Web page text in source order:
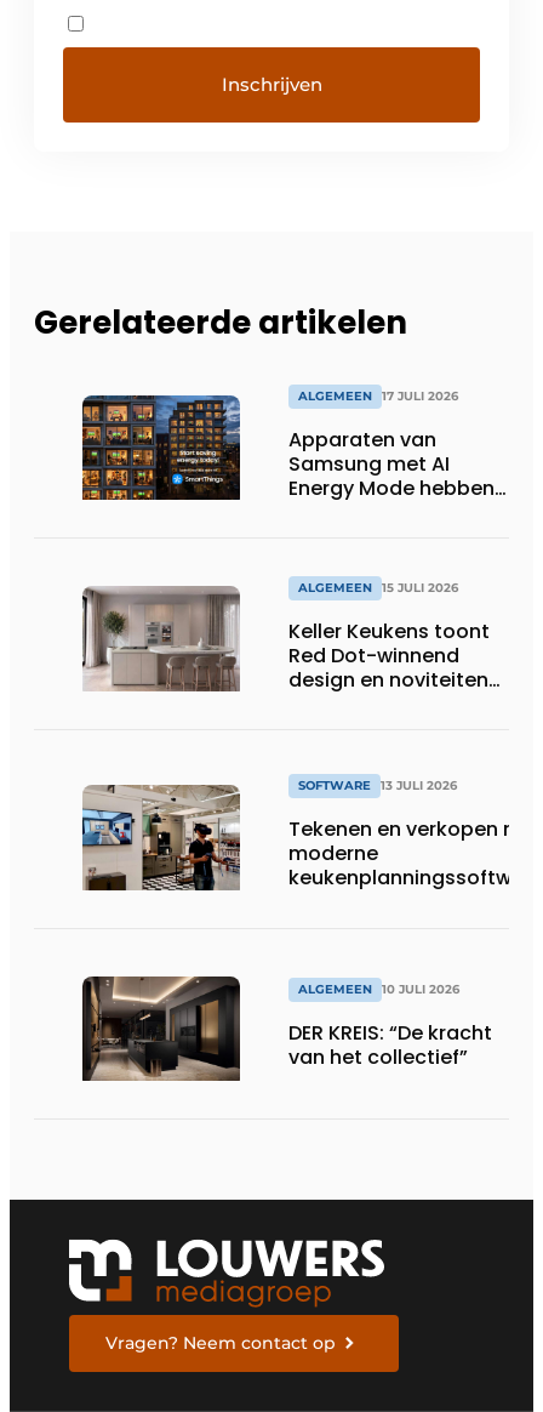
Gerelateerde artikelen
ALGEMEEN 17 JULI 2026
Apparaten van
Samsung met AI
Energy Mode hebben
huishoudens, wat
overeenkomt met het
wassen van 22.023.110
voetbalshirts
ALGEMEEN 15 JULI 2026
Keller Keukens toont
Red Dot-winnend
design en noviteiten
SOFTWARE 13 JULI 2026
Tekenen en verkopen met
moderne
keukenplanningssoftware
ALGEMEEN 10 JULI 2026
DER KREIS: “De kracht
van het collectief”
Vragen? Neem contact op